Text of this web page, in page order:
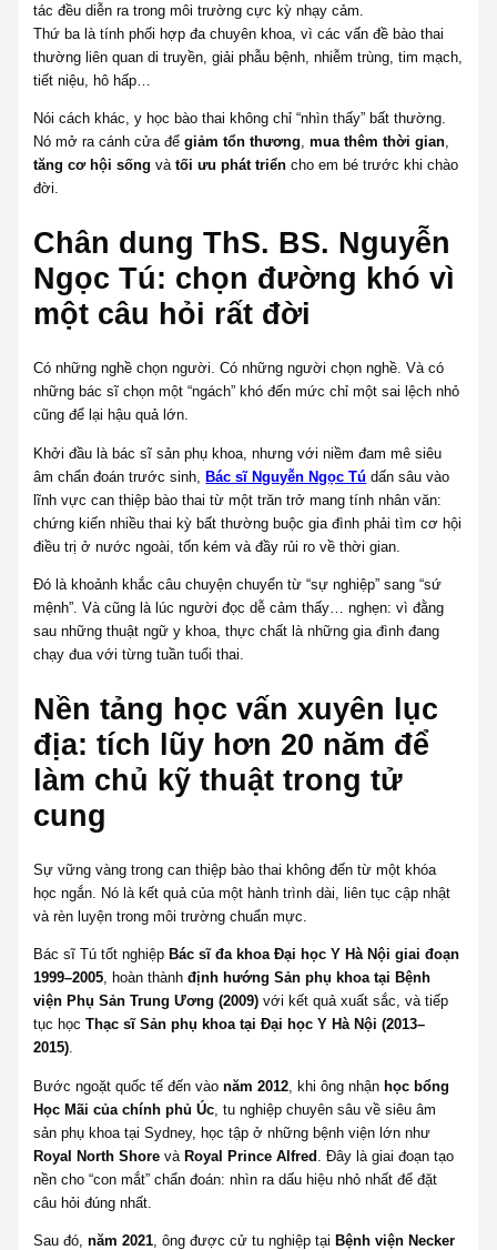
tác đều diễn ra trong môi trường cực kỳ nhạy cảm.
Thứ ba là tính phối hợp đa chuyên khoa, vì các vấn đề bào thai
thường liên quan di truyền, giải phẫu bệnh, nhiễm trùng, tim mạch,
tiết niệu, hô hấp…
Nói cách khác, y học bào thai không chỉ “nhìn thấy” bất thường.
Nó mở ra cánh cửa đểgiảm tổn thương ,mua thêm thời gian
tăng cơ hội sống vàtối ưu phát triển cho em bé trước khi chào
đời.
Chân dung ThS. BS. Nguyễn
Ngọc Tú: chọn đường khó vì
một câu hỏi rất đời
Có những nghề chọn người. Có những người chọn nghề. Và có
những bác sĩ chọn một “ngách” khó đến mức chỉ một sai lệch nhỏ
cũng để lại hậu quả lớn.
Khởi đầu là bác sĩ sản phụ khoa, nhưng với niềm đam mê siêu
âm chẩn đoán trước sinh,Bác sĩ Nguyễn Ngọc Tú dấn sâu vào
lĩnh vực can thiệp bào thai từ một trăn trở mang tính nhân văn:
chứng kiến nhiều thai kỳ bất thường buộc gia đình phải tìm cơ hội
điều trị ở nước ngoài, tốn kém và đầy rủi ro về thời gian.
Đó là khoảnh khắc câu chuyện chuyển từ “sự nghiệp” sang “sứ
mệnh”. Và cũng là lúc người đọc dễ cảm thấy… nghẹn: vì đằng
sau những thuật ngữ y khoa, thực chất là những gia đình đang
chạy đua với từng tuần tuổi thai.
Nền tảng học vấn xuyên lục
địa: tích lũy hơn 20 năm để
làm chủ kỹ thuật trong tử
cung
Sự vững vàng trong can thiệp bào thai không đến từ một khóa
học ngắn. Nó là kết quả của một hành trình dài, liên tục cập nhật
và rèn luyện trong môi trường chuẩn mực.
Bác sĩ Tú tốt nghiệp Bác sĩ đa khoa Đại học Y Hà Nội giai đoạn
1999–2005, hoàn thànhđịnh hướng Sản phụ khoa tại Bệnh
viện Phụ Sản Trung Ương (2009) với kết quả xuất sắc, và tiếp
tục họcThạc sĩ Sản phụ khoa tại Đại học Y Hà Nội (2013–
2015).
Bước ngoặt quốc tế đến vàonăm 2012 , khi ông nhận học bổng
Học Mãi của chính phủ Úc , tu nghiệp chuyên sâu về siêu âm
sản phụ khoa tại Sydney, học tập ở những bệnh viện lớn như
Royal North Shore vàRoyal Prince Alfred . Đây là giai đoạn tạo
nền cho “con mắt” chẩn đoán: nhìn ra dấu hiệu nhỏ nhất để đặt
câu hỏi đúng nhất.
Sau đó,năm 2021 , ông được cử tu nghiệp tại Bệnh viện Necker